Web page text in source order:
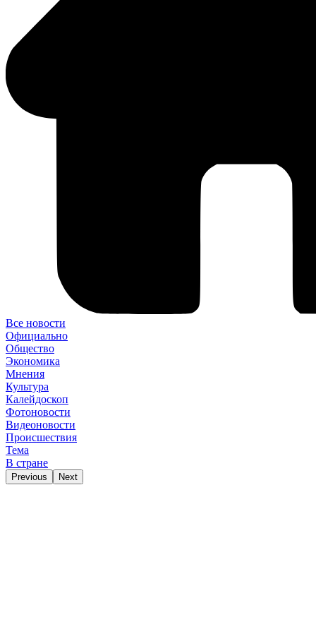
Все новости
Официально
Общество
Экономика
Мнения
Культура
Калейдоскоп
Фотоновости
Видеоновости
Происшествия
Тема
В стране
Previous Next